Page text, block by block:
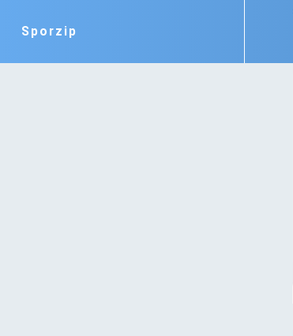
Sporzip